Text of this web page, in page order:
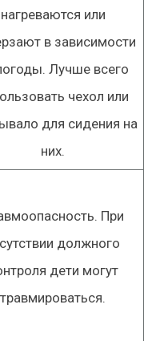
нагреваются или
в зависимости
Лучше всего
чехол или
для сидения на
них.
При
должного
дети могут
травмироваться.